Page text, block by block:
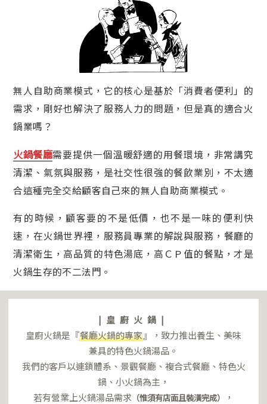
無人自助商業模式，它的核心是基於「消費者便利」的
需求，剛好也解決了服務人力的問題，但是真的適合火
鍋業嗎？
火鍋餐廳需要提供一個溫暖舒適的用餐環境，非常講究
清潔、氣氛與服務，是社交性很強的餐飲業別，不太適
合這種完全交給顧客自己來的無人自助商業模式。
有的時候，顧客要的不是低價，也不是一味的便利快
速，在火鍋世界裡，服務員專業的解說與服務，餐廳的
清潔衛生，高品質的特色湯底，高ＣＰ值的餐點，才是
火鍋生存的不二法門。
|皇廚火鍋|
皇廚火鍋是『餐廳火鍋的專家』，致力推出養生、美味
兼具的特色火鍋湯品。
我們的客戶以連鎖體系、景觀餐廳、複合式餐廳、特色火
鍋、小火鍋為主，
若有營業上火鍋湯品需求 （惟須有店面且裝潢完成）
，